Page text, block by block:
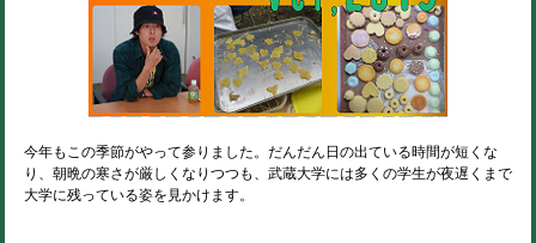
今年もこの季節がやって参りました。だんだん日の出ている時間が短くな
り、朝晩の寒さが厳しくなりつつも、武蔵大学には多くの学生が夜遅くまで
大学に残っている姿を見かけます。